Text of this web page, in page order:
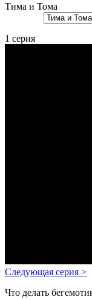
Тима и Тома
1 серия
Следующая серия >
Что делать